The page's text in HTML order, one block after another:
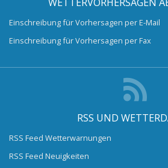
Einschreibung für Vorhersagen per E-Mail
Einschreibung für Vorhersagen per Fax
RSS UND
RSS Feed Wetterwarnungen
RSS Feed Neuigkeiten